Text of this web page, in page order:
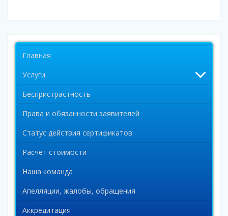
Главная
Услуги
Беспристрастность
Права и обязанности заявителей
Статус действия сертификатов
Расчёт стоимости
Наша команда
Апелляции, жалобы, обращения
Аккредитация